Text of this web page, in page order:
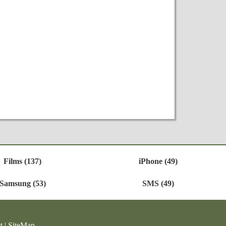
Films (137) iPhone (49)
Samsung (53) SMS (49)